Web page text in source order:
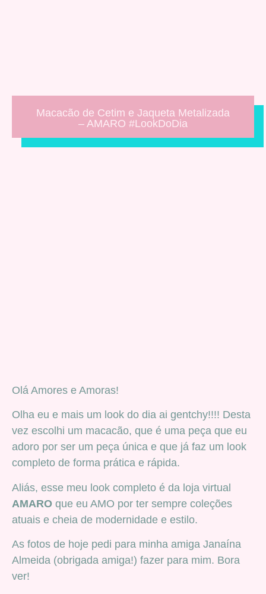
Macacão de Cetim e Jaqueta Metalizada
– AMARO #LookDoDia
Olá Amores e Amoras!
Olha eu e mais um look do dia ai gentchy!!!! Desta
vez escolhi um macacão, que é uma peça que eu
adoro por ser um peça única e que já faz um look
completo de forma prática e rápida.
Aliás, esse meu look completo é da loja virtual
AMARO que eu AMO por ter sempre coleções
atuais e cheia de modernidade e estilo.
As fotos de hoje pedi para minha amiga Janaína
Almeida (obrigada amiga!) fazer para mim. Bora
ver!